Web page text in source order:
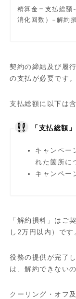
精算金＝支払総額
消化回数）−解約損
契約の締結及び履
の支払が必要です。
支払総額に以下は
「支払総額
キャンペー
れた箇所に
キャンペー
「解約損料」はご
し2万円以内）です
役務の提供が完了
は、解約できない
クーリング・オフ